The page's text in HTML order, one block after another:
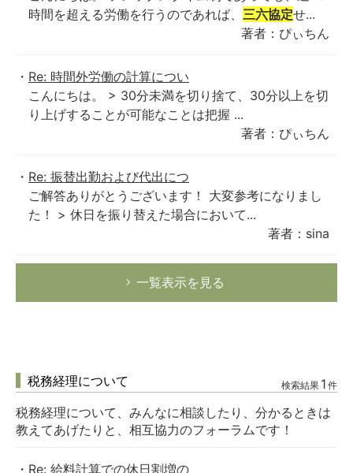
時間を超える労働を行うのであれば、 三六協定せ...
著者：ぴぃちん
Re: 時間外労働の計算につい
こんにちは。 > 30分未満を切り捨て、30分以上を切
り上げすることが可能なことは把握 ...
著者：ぴぃちん
Re: 振替出勤および代出につ
ご解答ありがとうございます！ 大変参考になりまし
た！ > 休日を振り替えた場合において...
著者：sina
一覧表示を見る
税務経理について 検索結果 1 件
税務経理について、みんなに相談したり、分かるときは
教えてあげたりと、相互協力のフォーラムです！
Re: 給料計算での休日割増の